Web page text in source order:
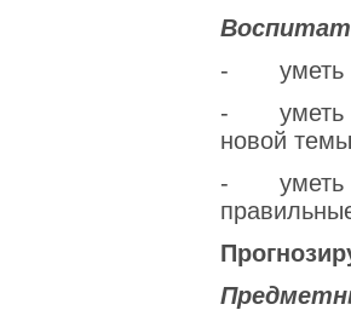
- уметь
- уметь
новой
- уметь